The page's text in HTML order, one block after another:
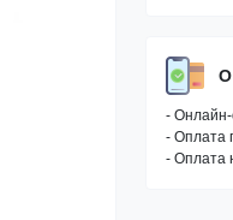
-
- Оплата
- Оплата